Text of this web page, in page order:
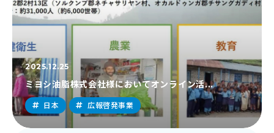
2025.12.25
ミヨシ油脂株式会社様においてオンライン活...
日本 広報啓発事業